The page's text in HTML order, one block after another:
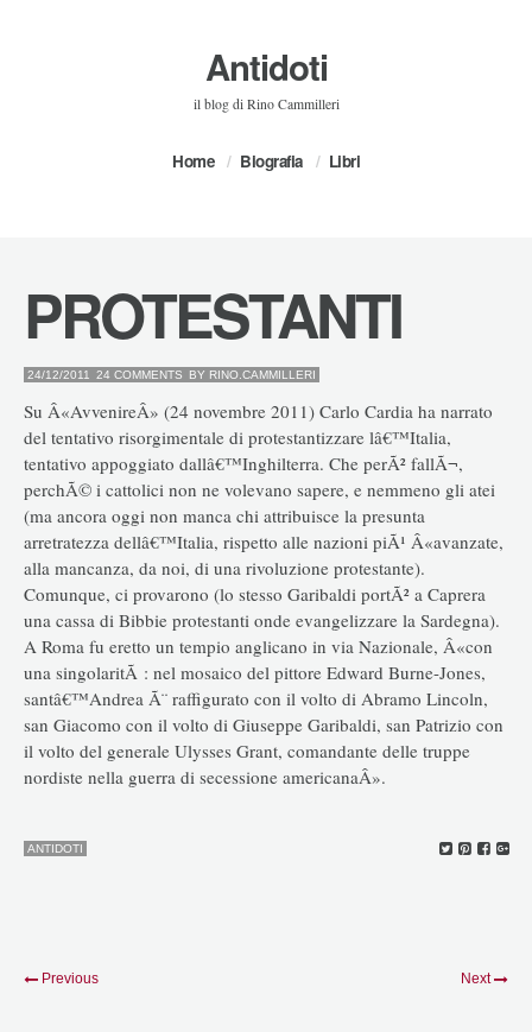
Antidoti
il blog di Rino Cammilleri
Home Biografia Libri
PROTESTANTI
24/12/2011 24 COMMENTS BY RINO.CAMMILLERI
Su Â«AvvenireÂ» (24 novembre 2011) Carlo Cardia ha narrato
del tentativo risorgimentale di protestantizzare lâ€™Italia,
tentativo appoggiato dallâ€™Inghilterra. Che perÃ² fallÃ¬,
perchÃ© i cattolici non ne volevano sapere, e nemmeno gli atei
(ma ancora oggi non manca chi attribuisce la presunta
arretratezza dellâ€™Italia, rispetto alle nazioni piÃ¹ Â«avanzate,
alla mancanza, da noi, di una rivoluzione protestante).
Comunque, ci provarono (lo stesso Garibaldi portÃ² a Caprera
una cassa di Bibbie protestanti onde evangelizzare la Sardegna).
A Roma fu eretto un tempio anglicano in via Nazionale, Â«con
una singolaritÃ : nel mosaico del pittore Edward Burne-Jones,
santâ€™Andrea Ã¨ raffigurato con il volto di Abramo Lincoln,
san Giacomo con il volto di Giuseppe Garibaldi, san Patrizio con
il volto del generale Ulysses Grant, comandante delle truppe
nordiste nella guerra di secessione americanaÂ».
ANTIDOTI
Previous Next